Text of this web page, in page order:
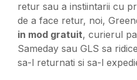
retur sau a instiintarii cu
de a face retur, noi,
in mod gratuit, curierul
Sameday sau GLS sa
sa-l returnati si sa-l